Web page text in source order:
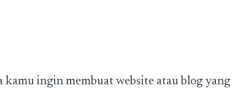
ingin membuat website atau blog yang